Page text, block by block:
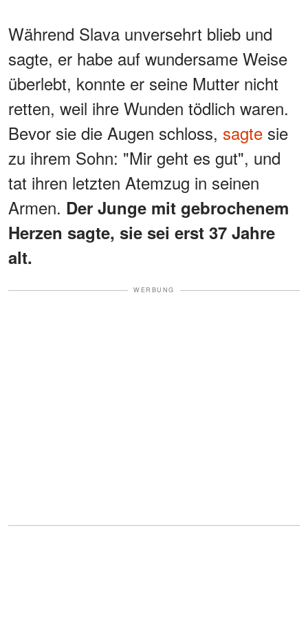
Während Slava unversehrt blieb und
sagte, er habe auf wundersame Weise
überlebt, konnte er seine Mutter nicht
retten, weil ihre Wunden tödlich waren.
Bevor sie die Augen schloss, sagte sie
zu ihrem Sohn: "Mir geht es gut", und
tat ihren letzten Atemzug in seinen
Armen. Der Junge mit gebrochenem
Herzen sagte, sie sei erst 37 Jahre
alt.
WERBUNG